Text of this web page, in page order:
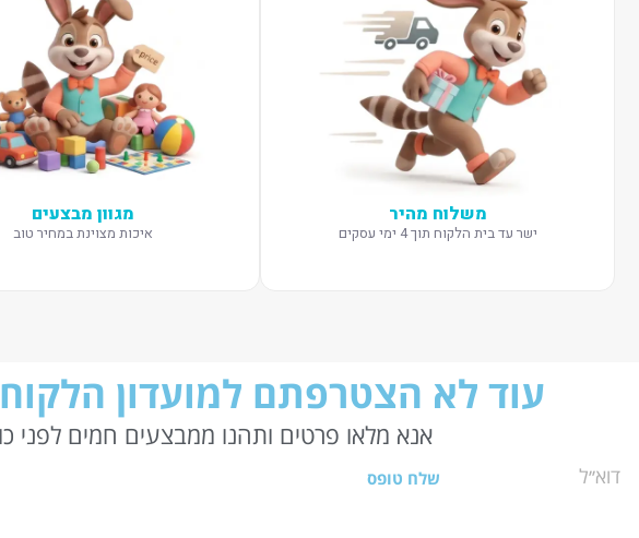
משלוח מהיר
ישר עד בית הלקוח תוך 4 ימי עסקים
מגוון מבצעים
איכות מצוינת במחיר טוב
עוד לא הצטרפתם למועדון
אנא מלאו פרטים ותהנו ממבצעים חמים לפני
שלח טופס